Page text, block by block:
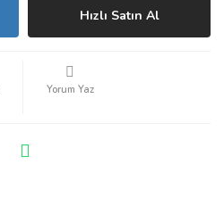
Hızlı Satın Al
Yorum Yaz